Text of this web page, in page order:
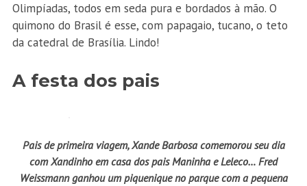
Olimpíadas, todos em seda pura e bordados à mão. O
quimono do Brasil é esse, com papagaio, tucano, o teto
da catedral de Brasília. Lindo!
A festa dos pais
Pais de primeira viagem, Xande Barbosa comemorou seu dia
com Xandinho em casa dos pais Maninha e Leleco… Fred
Weissmann ganhou um piquenique no parque com a pequena